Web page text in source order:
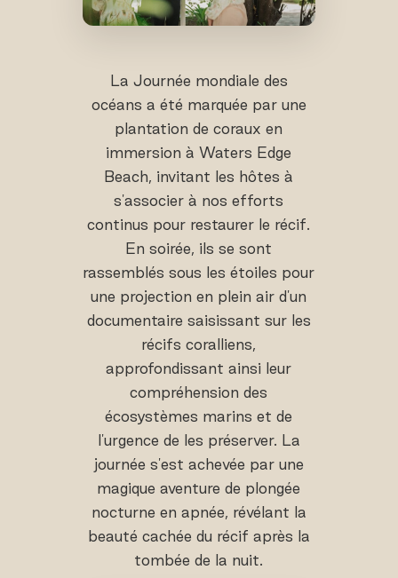
La Journée mondiale des
océans a été marquée par une
plantation de coraux en
immersion à Waters Edge
Beach, invitant les hôtes à
s'associer à nos efforts
continus pour restaurer le récif.
En soirée, ils se sont
rassemblés sous les étoiles pour
une projection en plein air d'un
documentaire saisissant sur les
récifs coralliens,
approfondissant ainsi leur
compréhension des
écosystèmes marins et de
l'urgence de les préserver. La
journée s'est achevée par une
magique aventure de plongée
nocturne en apnée, révélant la
beauté cachée du récif après la
tombée de la nuit.